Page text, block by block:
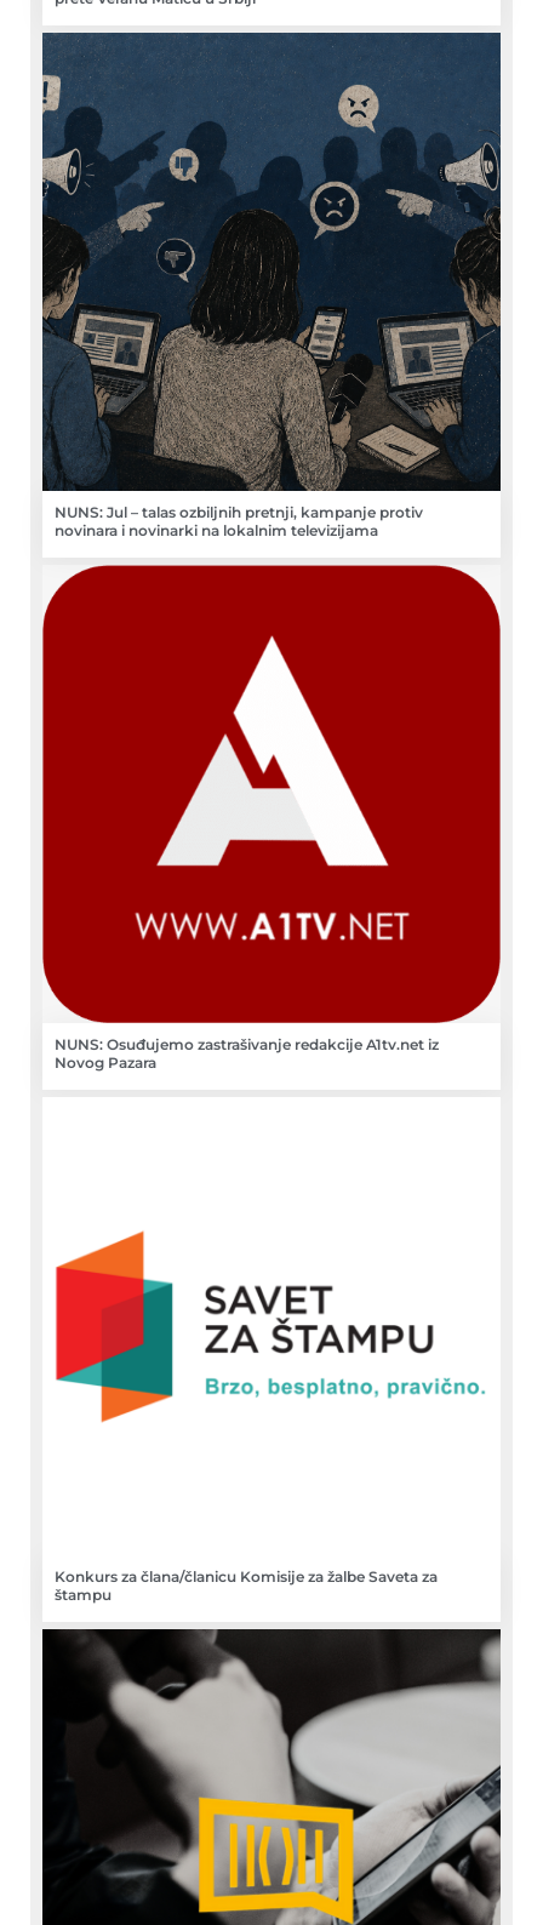
NUNS: Jul – talas ozbiljnih pretnji, kampanje protiv
novinara i novinarki na lokalnim televizijama
NUNS: Osuđujemo zastrašivanje redakcije A1tv.net iz
Novog Pazara
Konkurs za člana/članicu Komisije za žalbe Saveta za
štampu